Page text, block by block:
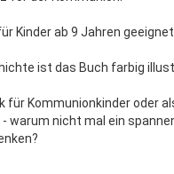
Kinder ab 9 Jahren geeignet
ist das Buch farbig
für Kommunionkinder oder
warum nicht mal ein